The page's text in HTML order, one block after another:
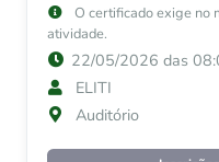
O certificado exige no
atividade.
22/05/2026 das
ELITI
Auditório